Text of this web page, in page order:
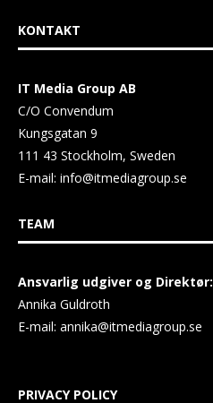
KONTAKT
IT Media Group AB
C/O Convendum
Kungsgatan 9
111 43 Stockholm, Sweden
E-mail: info@itmediagroup.se
TEAM
Ansvarlig udgiver og Direktør:
Annika Guldroth
E-mail: annika@itmediagroup.se
PRIVACY POLICY